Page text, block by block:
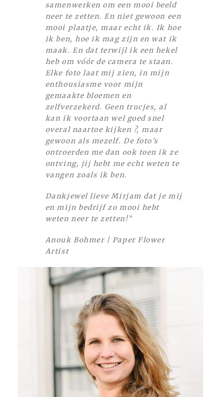
samenwerken om een mooi beeld
neer te zetten. En niet gewoon een
mooi plaatje, maar echt ik. Ik hoe
ik ben, hoe ik mag zijn en wat ik
maak. En dat terwijl ik een hekel
heb om vóór de camera te staan.
Elke foto laat mij zien, in mijn
enthousiasme voor mijn
gemaakte bloemen en
zelfverzekerd. Geen trucjes, al
kan ik voortaan wel goed snel
overal naartoe kijken ?, maar
gewoon als mezelf. De foto’s
ontroerden me dan ook toen ik ze
ontving, jij hebt me echt weten te
vangen zoals ik ben.
Dankjewel lieve Mirjam dat je mij
en mijn bedrijf zo mooi hebt
weten neer te zetten!”
Anouk Bohmer | Paper Flower
Artist